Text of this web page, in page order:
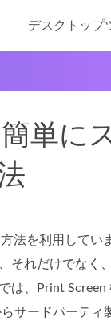
デスクトップ
単に
法を利用してい
それだけでなく
は、Print Screen
サードパーティ